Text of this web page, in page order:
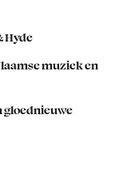
Hyde
muziek en
gloednieuwe